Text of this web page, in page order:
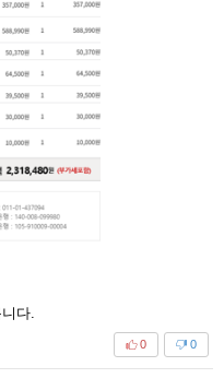
다.
0
0